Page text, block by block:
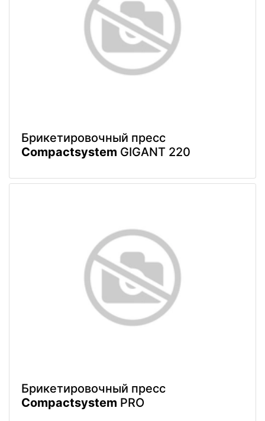
Брикетировочный пресс
Compactsystem GIGANT 220
Брикетировочный пресс
Compactsystem PRO